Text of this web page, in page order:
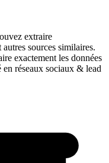
extraire
sources similaires.
exactement les données
en réseaux sociaux & lead